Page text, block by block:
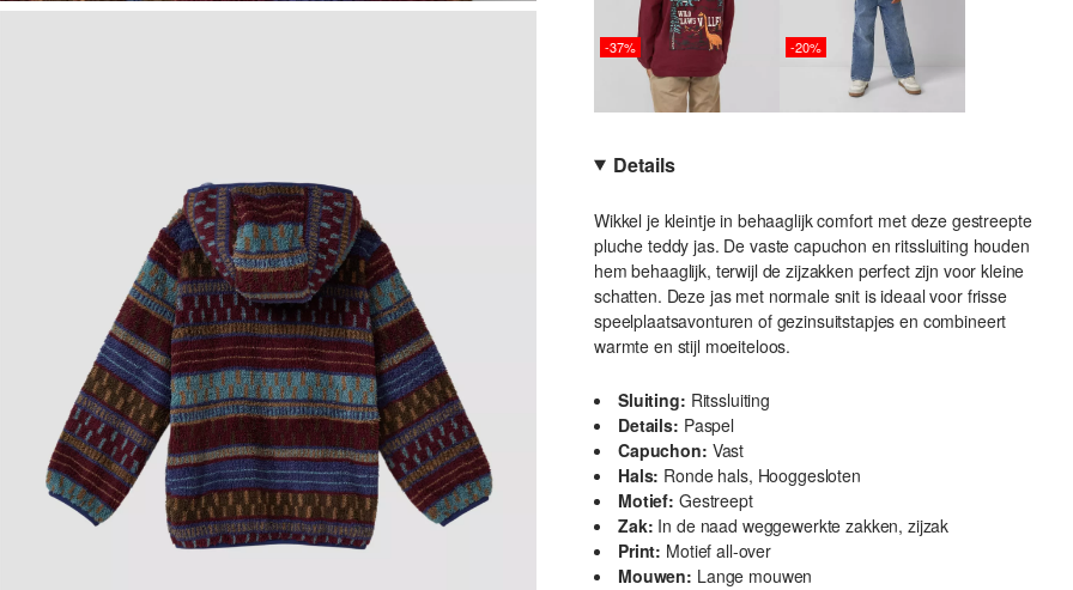
-37% -20%
Details
Wikkel je kleintje in behaaglijk comfort met deze gestreepte
pluche teddy jas. De vaste capuchon en ritssluiting houden
hem behaaglijk, terwijl de zijzakken perfect zijn voor kleine
schatten. Deze jas met normale snit is ideaal voor frisse
speelplaatsavonturen of gezinsuitstapjes en combineert
warmte en stijl moeiteloos.
Sluiting: Ritssluiting
Details: Paspel
Capuchon: Vast
Hals: Ronde hals, Hooggesloten
Motief: Gestreept
Zak: In de naad weggewerkte zakken, zijzak
Print: Motief all-over
Mouwen: Lange mouwen